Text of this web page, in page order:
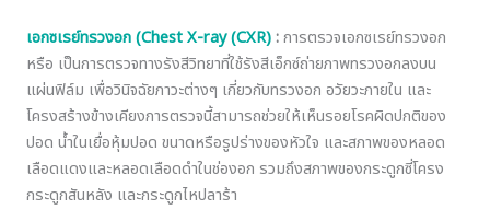
เอกซเรย์ทรวงอก(Chest X-ray (CXR):การตรวจเอกซเรย์ทรวงอก
หรือ เป็นการตรวจทางรังสีวิทยาที่ใช้รังสีเอ็กซ์ถ่ายภาพทรวงอกลงบน
แผ่นฟิล์ม เพื่อวินิจฉัยภาวะต่างๆ เกี่ยวกับทรวงอก อวัยวะภายใน และ
โครงสร้างข้างเคียงการตรวจนี้สามารถช่วยให้เห็นรอยโรคผิดปกติของ
ปอด น้ำในเยื่อหุ้มปอด ขนาดหรือรูปร่างของหัวใจ และสภาพของหลอด
เลือดแดงและหลอดเลือดดำในช่องอก รวมถึงสภาพของกระดูกซี่โครง
กระดูกสันหลัง และกระดูกไหปลาร้า